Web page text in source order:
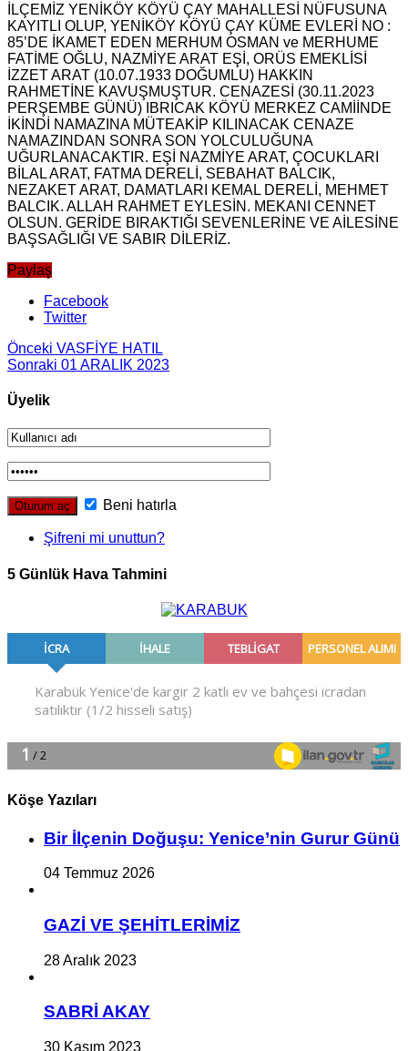
İLÇEMİZ YENİKÖY KÖYÜ ÇAY MAHALLESİ NÜFUSUNA
KAYITLI OLUP, YENİKÖY KÖYÜ ÇAY KÜME EVLERİ NO :
85’DE İKAMET EDEN MERHUM OSMAN ve MERHUME
FATİME OĞLU, NAZMİYE ARAT EŞİ, ORÜS EMEKLİSİ
İZZET ARAT (10.07.1933 DOĞUMLU) HAKKIN
RAHMETİNE KAVUŞMUŞTUR. CENAZESİ (30.11.2023
PERŞEMBE GÜNÜ) IBRICAK KÖYÜ MERKEZ CAMİİNDE
İKİNDİ NAMAZINA MÜTEAKİP KILINACAK CENAZE
NAMAZINDAN SONRA SON YOLCULUĞUNA
UĞURLANACAKTIR. EŞİ NAZMİYE ARAT, ÇOCUKLARI
BİLAL ARAT, FATMA DERELİ, SEBAHAT BALCIK,
NEZAKET ARAT, DAMATLARI KEMAL DERELİ, MEHMET
BALCIK. ALLAH RAHMET EYLESİN. MEKANI CENNET
OLSUN. GERİDE BIRAKTIĞI SEVENLERİNE VE AİLESİNE
BAŞSAĞLIĞI VE SABIR DİLERİZ.
Paylaş
Facebook
Twitter
Önceki VASFİYE HATIL
Sonraki 01 ARALIK 2023
Üyelik
Beni hatırla
Şifreni mi unuttun?
5 Günlük Hava Tahmini
Köşe Yazıları
Bir İlçe­nin Do­ğu­şu: Ye­ni­ce’nin Gurur Günü
04 Temmuz 2026
GAZİ VE ŞEHİTLERİMİZ
28 Aralık 2023
SABRİ AKAY
30 Kasım 2023